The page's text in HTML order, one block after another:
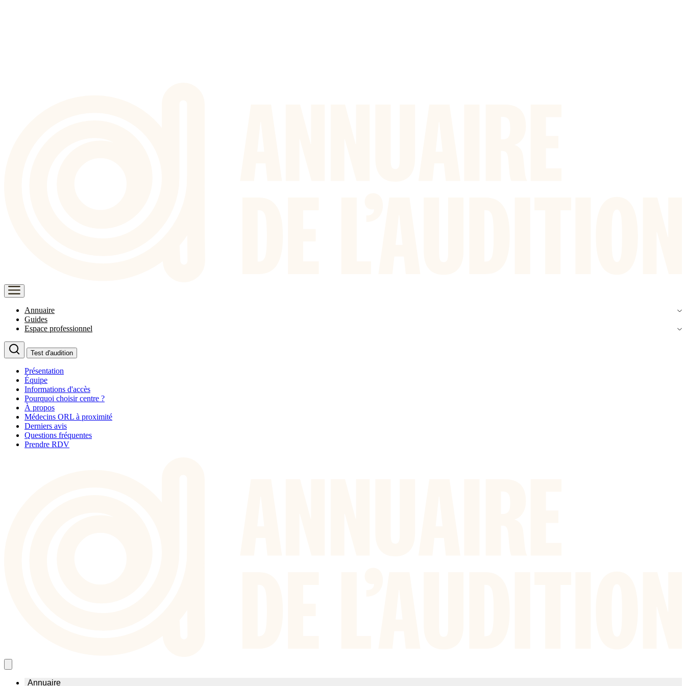
Annuaire
Guides
Espace professionnel
Test d'audition
Présentation
Équipe
Informations d'accès
Pourquoi choisir centre ?
À propos
Médecins ORL à proximité
Derniers avis
Questions fréquentes
Prendre RDV
Annuaire